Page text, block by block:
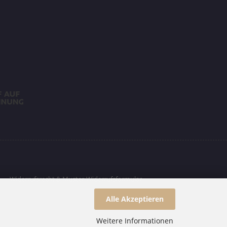
Alle Akzeptieren
Weitere Informationen
Widerrufsrecht & Muster-Widerrufsformular